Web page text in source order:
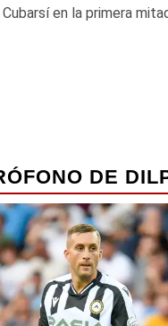
en la primera
DE